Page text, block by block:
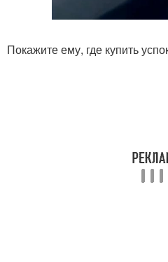
Покажите ему, где купить